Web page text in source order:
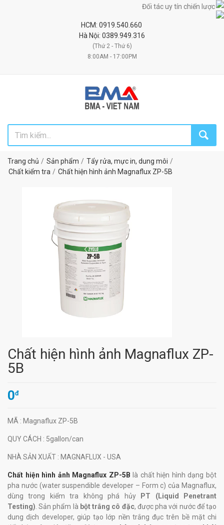
Đối tác uy tín chiến lược cung
HCM: 0919.540.660
Hà Nội: 0389.949.316
(Thứ 2 - Thứ 6)
8:00AM - 17:00PM
Trang chủ Sản phẩm
Tẩy rửa, mực in, dung môi
Chất kiểm tra
Chất hiện hình ảnh Magnaflux ZP-5B
Chất hiện hình ảnh Magnaflux ZP-
5B
0đ
MÃ : Magnaflux ZP-5B
QUY CÁCH : 5gallon/can
NHÀ SẢN XUẤT : MAGNAFLUX - USA
Chất hiện hình ảnh Magnaflux ZP-5B là chất hiện hình dạng bột
pha nước (water suspendible developer – Form c) của Magnaflux,
dùng trong kiểm tra không phá hủy
PT (Liquid Penetrant
Testing) . Sản phẩm là bột trắng cô đặc, được pha với nước để tạo
dung dịch developer, giúp tạo lớp nền trắng đục trên bề mặt chi